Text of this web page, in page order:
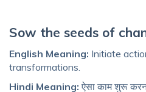
Sow the seeds of
English Meaning: Initiate
transformations.
Hindi Meaning: ऐसा काम शुरू